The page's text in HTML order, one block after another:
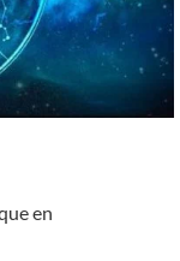
en